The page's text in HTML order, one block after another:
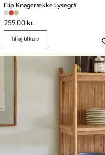
Flip Knagerække Lysegrå
259,00 kr.
Tilføj til kurv